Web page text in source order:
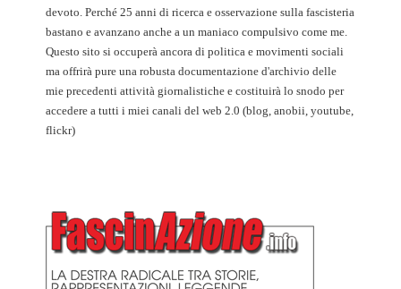
devoto. Perché 25 anni di ricerca e osservazione sulla fascisteria
bastano e avanzano anche a un maniaco compulsivo come me.
Questo sito si occuperà ancora di politica e movimenti sociali
ma offrirà pure una robusta documentazione d'archivio delle
mie precedenti attività giornalistiche e costituirà lo snodo per
accedere a tutti i miei canali del web 2.0 (blog, anobii, youtube,
flickr)